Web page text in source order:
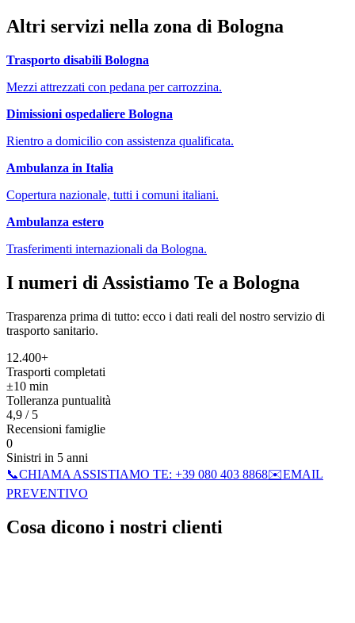
Altri servizi nella zona di Bologna
Trasporto disabili Bologna
Mezzi attrezzati con pedana per carrozzina.
Dimissioni ospedaliere Bologna
Rientro a domicilio con assistenza qualificata.
Ambulanza in Italia
Copertura nazionale, tutti i comuni italiani.
Ambulanza estero
Trasferimenti internazionali da Bologna.
I numeri di Assistiamo Te a Bologna
Trasparenza prima di tutto: ecco i dati reali del nostro servizio di
trasporto sanitario.
12.400+
Trasporti completati
±10 min
Tolleranza puntualità
4,9 / 5
Recensioni famiglie
0
Sinistri in 5 anni
📞CHIAMA ASSISTIAMO TE: +39 080 403 8868✉️EMAIL
PREVENTIVO
Cosa dicono i nostri clienti